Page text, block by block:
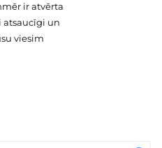
ir atvērta
atsaucīgi un
viesim